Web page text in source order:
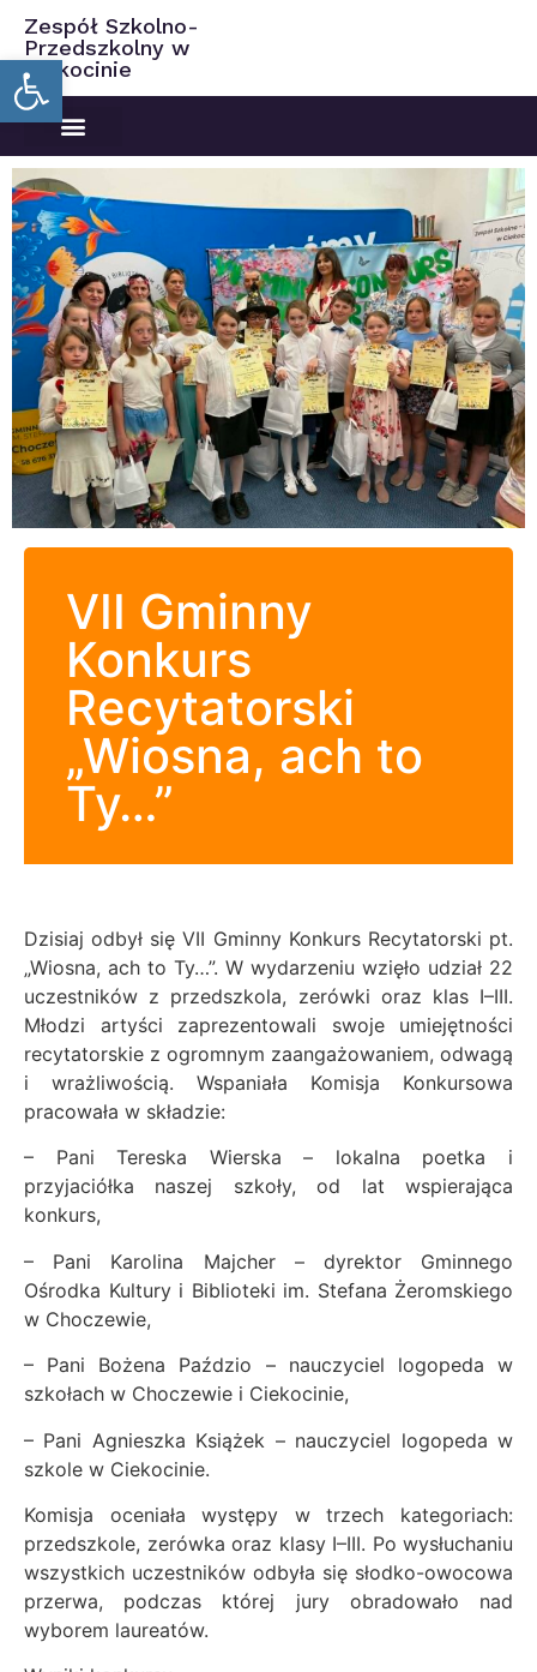
Open toolbar
Zespół Szkolno-
Przedszkolny w
Ciekocinie
VII Gminny
Konkurs
Recytatorski
„Wiosna, ach to
Ty…”
Dzisiaj odbył się VII Gminny Konkurs Recytatorski pt.
„Wiosna, ach to Ty…”. W wydarzeniu wzięło udział 22
uczestników z przedszkola, zerówki oraz klas I–III.
Młodzi artyści zaprezentowali swoje umiejętności
recytatorskie z ogromnym zaangażowaniem, odwagą
i wrażliwością. Wspaniała Komisja Konkursowa
pracowała w składzie:
– Pani Tereska Wierska – lokalna poetka i
przyjaciółka naszej szkoły, od lat wspierająca
konkurs,
– Pani Karolina Majcher – dyrektor Gminnego
Ośrodka Kultury i Biblioteki im. Stefana Żeromskiego
w Choczewie,
– Pani Bożena Paździo – nauczyciel logopeda w
szkołach w Choczewie i Ciekocinie,
– Pani Agnieszka Książek – nauczyciel logopeda w
szkole w Ciekocinie.
Komisja oceniała występy w trzech kategoriach:
przedszkole, zerówka oraz klasy I–III. Po wysłuchaniu
wszystkich uczestników odbyła się słodko-owocowa
przerwa, podczas której jury obradowało nad
wyborem laureatów.